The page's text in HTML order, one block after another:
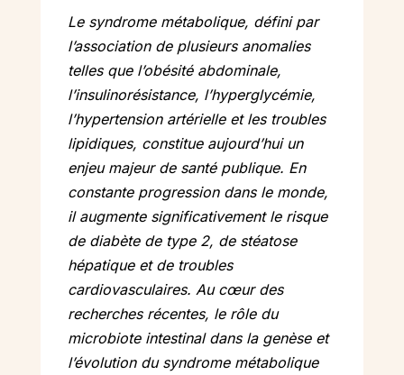
Le syndrome métabolique, défini par
l’association de plusieurs anomalies
telles que l’obésité abdominale,
l’insulinorésistance, l’hyperglycémie,
l’hypertension artérielle et les troubles
lipidiques, constitue aujourd’hui un
enjeu majeur de santé publique. En
constante progression dans le monde,
il augmente significativement le risque
de diabète de type 2, de stéatose
hépatique et de troubles
cardiovasculaires. Au cœur des
recherches récentes, le rôle du
microbiote intestinal dans la genèse et
l’évolution du syndrome métabolique